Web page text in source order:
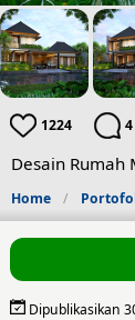
1224 4
Desain Rumah
Home
Dipublikasikan